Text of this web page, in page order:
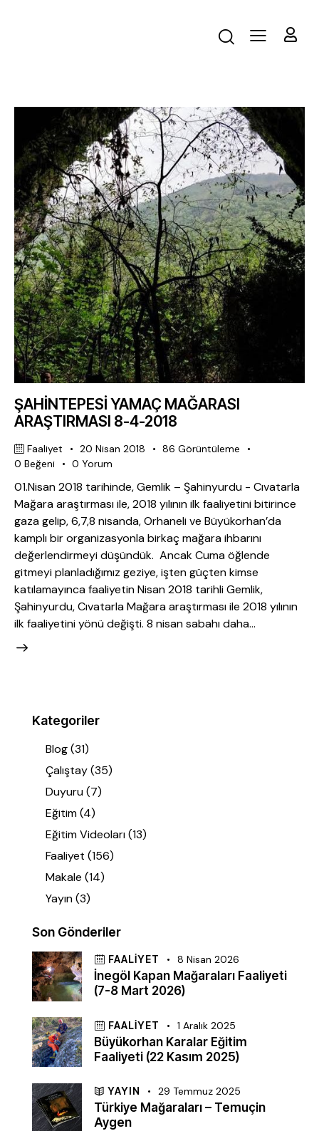
ŞAHİNTEPESİ YAMAÇ MAĞARASI
ARAŞTIRMASI 8-4-2018
Faaliyet 20 Nisan 2018 86 Görüntüleme
0 Beğeni 0 Yorum
01.Nisan 2018 tarihinde, Gemlik – Şahinyurdu - Cıvatarla
Mağara araştırması ile, 2018 yılının ilk faaliyetini bitirince
gaza gelip, 6,7,8 nisanda, Orhaneli ve Büyükorhan’da
kamplı bir organizasyonla birkaç mağara ihbarını
değerlendirmeyi düşündük. Ancak Cuma öğlende
gitmeyi planladığımız geziye, işten güçten kimse
katılamayınca faaliyetin Nisan 2018 tarihli Gemlik,
Şahinyurdu, Cıvatarla Mağara araştırması ile 2018 yılının
ilk faaliyetini yönü değişti. 8 nisan sabahı daha…
Kategoriler
Blog(31)
Çalıştay(35)
Duyuru(7)
Eğitim(4)
Eğitim Videoları(13)
Faaliyet (156)
Makale (14)
Yayın(3)
Son Gönderiler
FAALIYET 8 Nisan 2026
İnegöl Kapan Mağaraları Faaliyeti
(7-8 Mart 2026)
FAALIYET 1 Aralık 2025
Büyükorhan Karalar Eğitim
Faaliyeti (22 Kasım 2025)
YAYIN 29 Temmuz 2025
Türkiye Mağaraları – Temuçin
Aygen